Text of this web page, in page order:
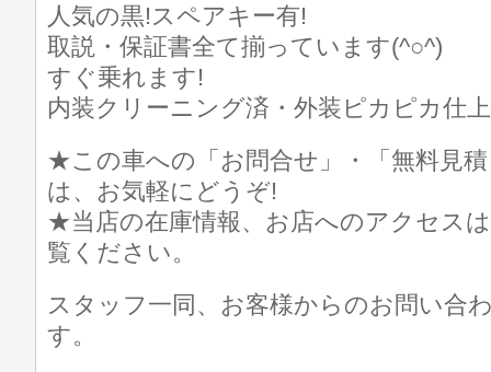
人気の黒!スペアキー有!
取説・保証書全て揃っています(^○^)
すぐ乗れます!
内装クリーニング済・外装ピカピカ仕
★この車への「お問合せ」・「無料見
は、お気軽にどうぞ!
★当店の在庫情報、お店へのアクセス
覧ください。
スタッフ一同、お客様からのお問い合
す。